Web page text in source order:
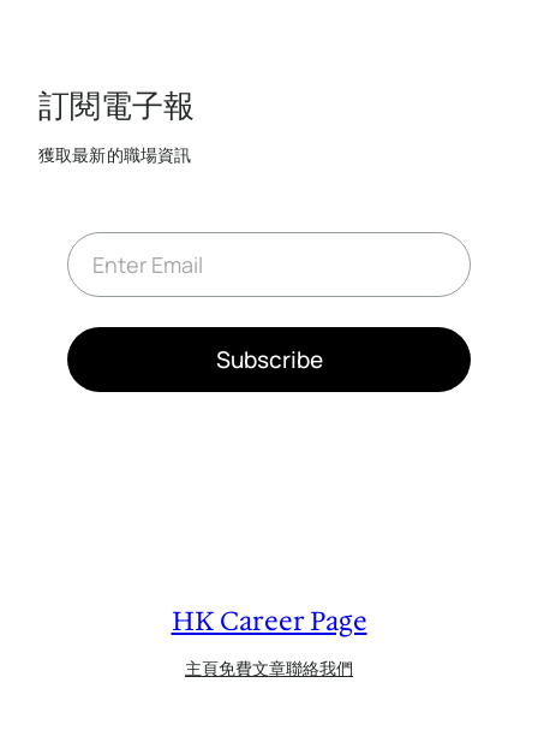
訂閱電子報
獲取最新的職場資訊
E
m
a
*
Subscribe
HK Career Page
主頁免費文章聯絡我們